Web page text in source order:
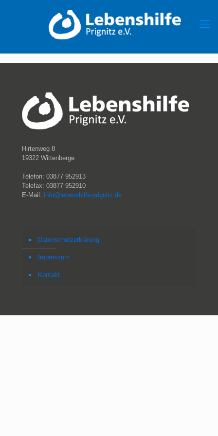
Hirtenweg 8
19322 Wittenberge
Telefon: 03877 952913
Telefax: 03877 952910
E-Mail: info@lebenshilfe-prignitz.de
Datenschutzerklärung
Impressum
Kontakt